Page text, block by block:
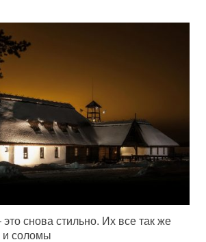
снова стильно. Их все так же
и соломы